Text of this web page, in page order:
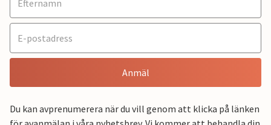
Anmäl
Du kan avprenumerera när du vill genom att klicka på länken